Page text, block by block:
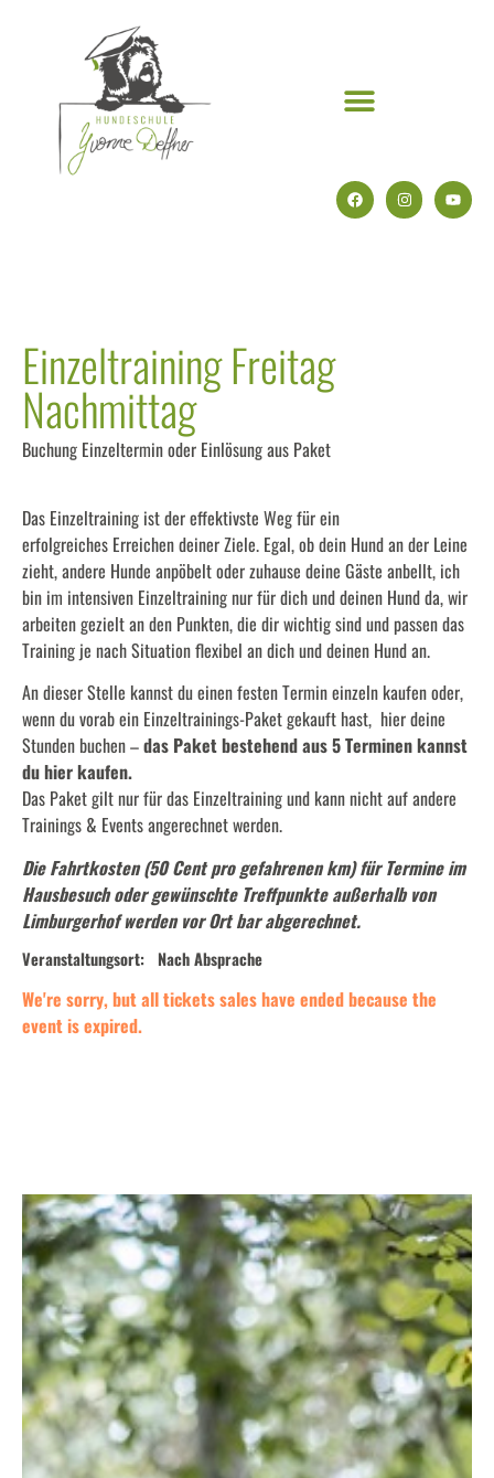
Einzeltraining Freitag
Nachmittag
Buchung Einzeltermin oder Einlösung aus Paket
Das Einzeltraining ist der effektivste Weg für ein
erfolgreiches Erreichen deiner Ziele. Egal, ob dein Hund an der Leine
zieht, andere Hunde anpöbelt oder zuhause deine Gäste anbellt, ich
bin im intensiven Einzeltraining nur für dich und deinen Hund da, wir
arbeiten gezielt an den Punkten, die dir wichtig sind und passen das
Training je nach Situation flexibel an dich und deinen Hund an.
An dieser Stelle kannst du einen festen Termin einzeln kaufen oder,
wenn du vorab ein Einzeltrainings-Paket gekauft hast, hier deine
Stunden buchen –das Paket bestehend aus 5 Terminen kannst
duhierkaufen.
Das Paket gilt nur für das Einzeltraining und kann nicht auf andere
Trainings & Events angerechnet werden.
Die Fahrtkosten (50 Cent pro gefahrenen km) für Termine im
Hausbesuch oder gewünschte Treffpunkte außerhalb von
Limburgerhof werden vor Ort bar abgerechnet.
Veranstaltungsort: Nach Absprache
We're sorry, but all tickets sales have ended because the
event is expired.